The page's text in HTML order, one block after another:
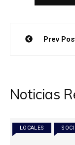
Prev
Noticias
LOCALES